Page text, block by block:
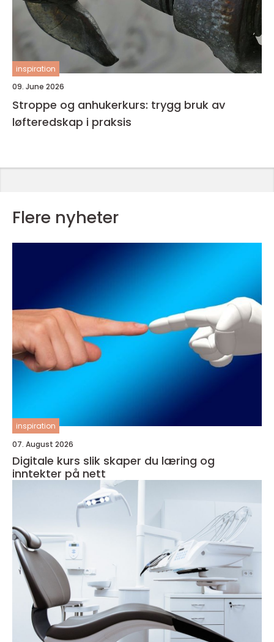
inspiration
09. June 2026
Stroppe og anhukerkurs: trygg bruk av
løfteredskap i praksis
Flere nyheter
inspiration
07. August 2026
Digitale kurs slik skaper du læring og
inntekter på nett